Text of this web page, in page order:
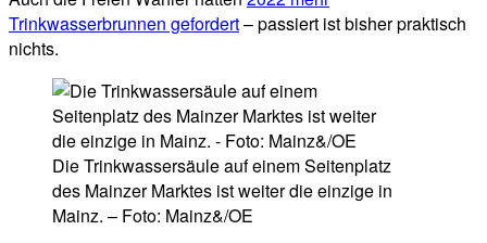
Trinkwasserbrunnen gefordert– passiert ist bisher praktisch
nichts.
Die Trinkwassersäule auf einem Seitenplatz
des Mainzer Marktes ist weiter die einzige in
Mainz. – Foto: Mainz&/OE